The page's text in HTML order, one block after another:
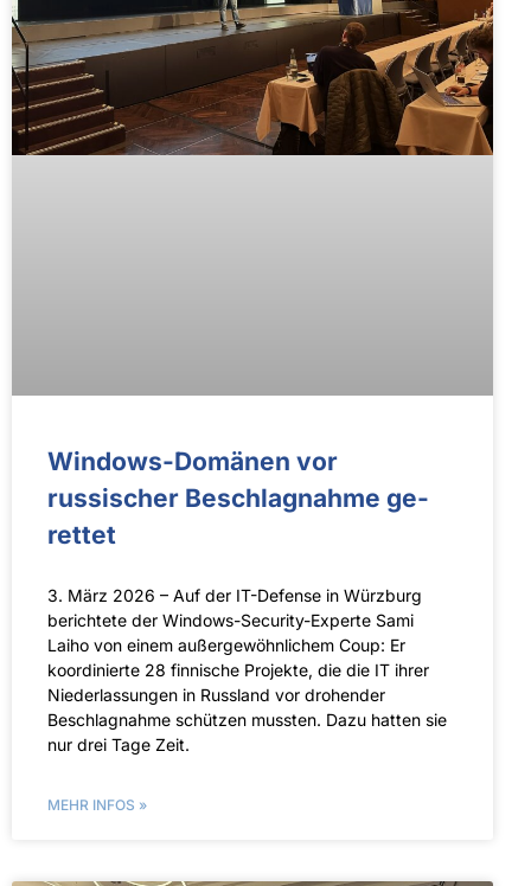
Windows-Domänen vor
russischer Beschlag­nahme ge­
rettet
3. März 2026 – Auf der IT-Defense in Würzburg
berichtete der Windows-Security-Experte Sami
Laiho von einem außergewöhnlichem Coup: Er
koordinierte 28 fin­ni­sche Projekte, die die IT ihrer
Niederlassungen in Russland vor drohender
Beschlagnahme schützen mussten. Dazu hatten sie
nur drei Tage Zeit.
MEHR INFOS »